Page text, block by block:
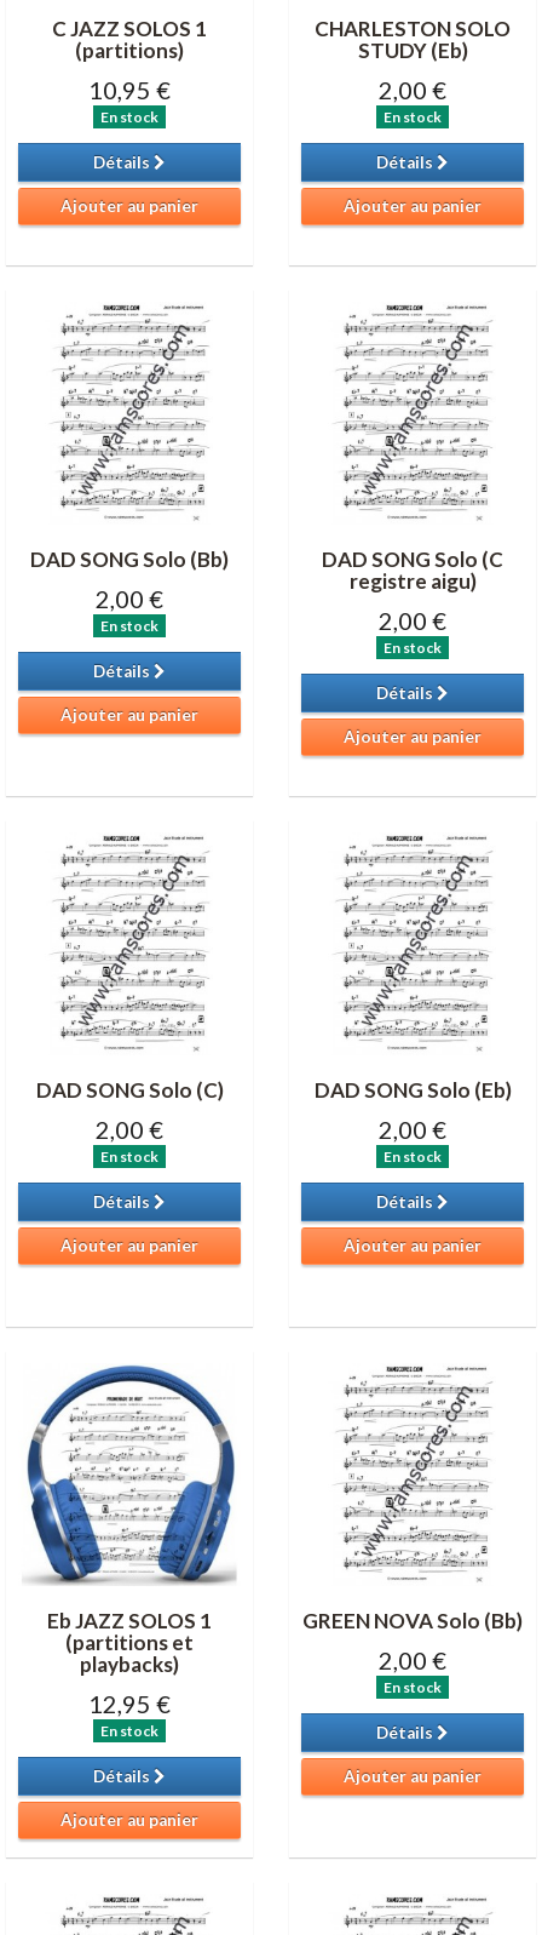
C JAZZ SOLOS 1
(partitions)
10,95 €
En stock
Détails
Ajouter au panier
CHARLESTON SOLO
STUDY (Eb)
2,00 €
En stock
Détails
Ajouter au panier
DAD SONG Solo (Bb)
2,00 €
En stock
Détails
Ajouter au panier
DAD SONG Solo (C
registre aigu)
2,00 €
En stock
Détails
Ajouter au panier
DAD SONG Solo (C)
2,00 €
En stock
Détails
Ajouter au panier
DAD SONG Solo (Eb)
2,00 €
En stock
Détails
Ajouter au panier
Eb JAZZ SOLOS 1
(partitions et
playbacks)
12,95 €
En stock
Détails
Ajouter au panier
GREEN NOVA Solo (Bb)
2,00 €
En stock
Détails
Ajouter au panier